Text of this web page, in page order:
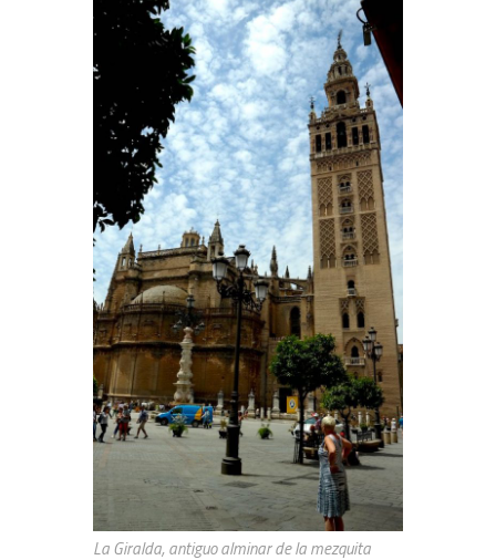
La Giralda, antiguo alminar de la mezquita